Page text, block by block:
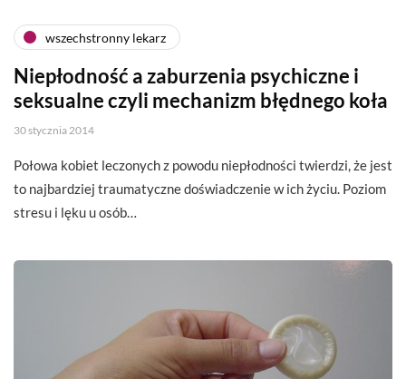
wszechstronny lekarz
Niepłodność a zaburzenia psychiczne i
seksualne czyli mechanizm błędnego koła
30 stycznia 2014
Połowa kobiet leczonych z powodu niepłodności twierdzi, że jest
to najbardziej traumatyczne doświadczenie w ich życiu. Poziom
stresu i lęku u osób…